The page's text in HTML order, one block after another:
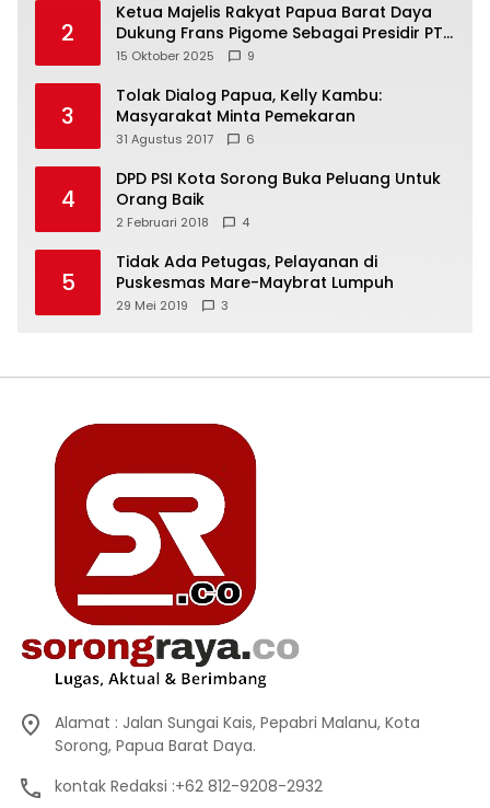
2
Ketua Majelis Rakyat Papua Barat Daya
Dukung Frans Pigome Sebagai Presidir PT
Freeport Indonesia
15 Oktober 2025 9
3
Tolak Dialog Papua, Kelly Kambu:
Masyarakat Minta Pemekaran
31 Agustus 2017 6
4
DPD PSI Kota Sorong Buka Peluang Untuk
Orang Baik
2 Februari 2018 4
5
Tidak Ada Petugas, Pelayanan di
Puskesmas Mare-Maybrat Lumpuh
29 Mei 2019 3
Alamat : Jalan Sungai Kais, Pepabri Malanu, Kota
Sorong, Papua Barat Daya.
kontak Redaksi :+62 812-9208-2932